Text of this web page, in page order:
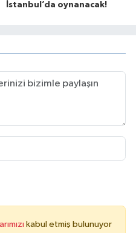
İstanbul’da oynanacak!
kabul etmiş bulunuyor